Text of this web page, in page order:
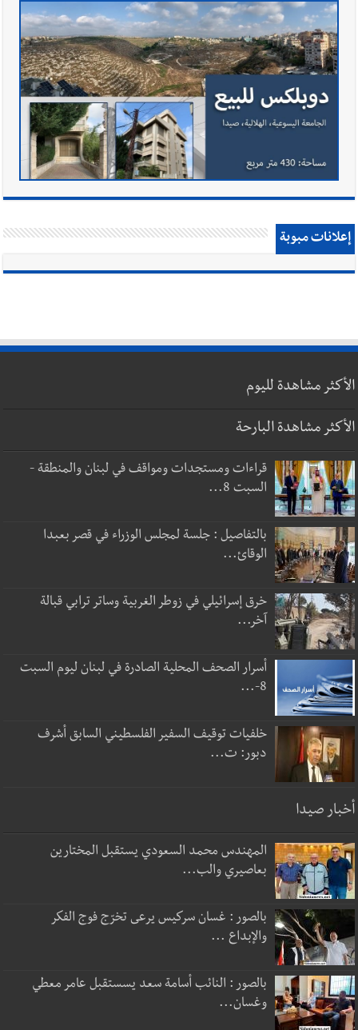
إعلانات مبوبة
الأكثر مشاهدة لليوم
الأكثر مشاهدة البارحة
قراءات ومستجدات ومواقف في لبنان والمنطقة -
السبت 8...
بالتفاصيل : جلسة لمجلس الوزراء في قصر بعبدا
الوقائ...
خرق إسرائيلي في زوطر الغربية وساتر ترابي قبالة
آخر...
أسرار الصحف المحلية الصادرة في لبنان ليوم السبت
8-...
خلفيات توقيف السفير الفلسطيني السابق أشرف
دبور: ت...
أخبار صيدا
المهندس محمد السعودي يستقبل المختارين
بعاصيري والب...
بالصور : غسان سركيس يرعى تخرّج فوج الفكر
والإبداع ...
بالصور : النائب أسامة سعد يسستقبل عامر معطي
وغسان...